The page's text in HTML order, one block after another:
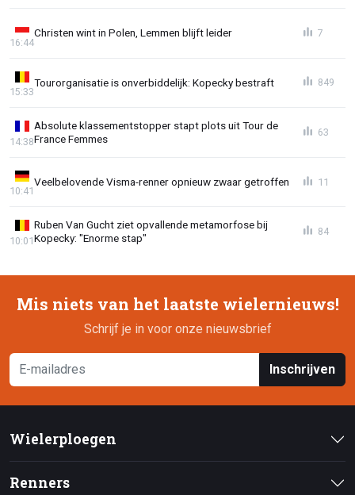
Christen wint in Polen, Lemmen blijft leider
16:44
7
Tourorganisatie is onverbiddelijk: Kopecky bestraft
15:33
849
Absolute klassementstopper stapt plots uit Tour de
France Femmes
14:38
63
Veelbelovende Visma-renner opnieuw zwaar getroffen
10:41
11
Ruben Van Gucht ziet opvallende metamorfose bij
Kopecky: "Enorme stap"
10:01
84
Mis niets van het laatste wielernieuws!
Schrijf je in voor onze nieuwsbrief
Inschrijven
Wielerploegen
Renners